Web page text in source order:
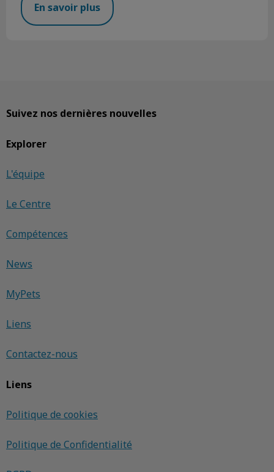
En savoir plus
Explorer
L'équipe
Le Centre
Compétences
News
MyPets
Liens
Contactez-nous
Liens
Politique de cookies
Politique de Confidentialité
Suivez nos dernières nouvelles